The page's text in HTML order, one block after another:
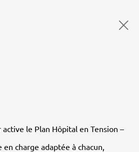
le Plan Hôpital en Tension –
charge adaptée à chacun,